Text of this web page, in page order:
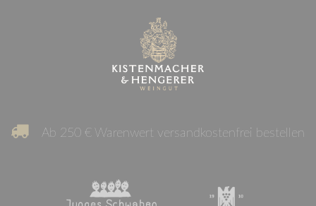
Ab 250 € Warenwert versandkostenfrei bestellen